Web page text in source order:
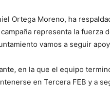
Ortega Moreno, ha
representa la
vamos a seguir
en la que el equipo
en Tercera FEB y a